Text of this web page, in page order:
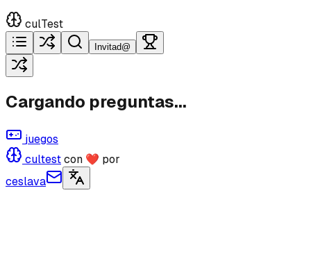
culTest
Invitad@
Cargando preguntas...
juegos
cultestcon ❤ por
ceslava